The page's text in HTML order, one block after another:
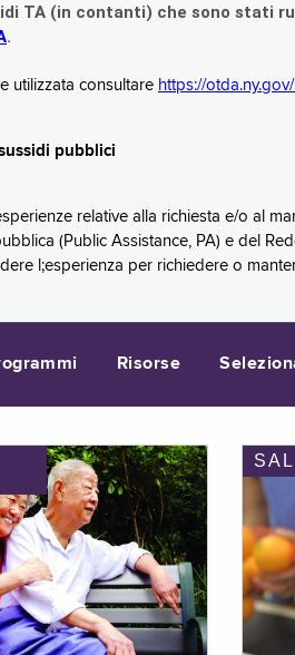
TA (in contanti) che sono stati
.
utilizzata consultare https://
pubblici
relative alla richiesta e/o al
(Public Assistance, PA) e del
l;esperienza per richiedere o
Risorse